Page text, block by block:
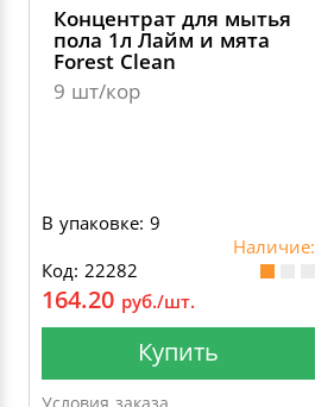
Концентрат для мытья
пола 1л Лайм и мята
Forest Clean
9 шт/кор
В упаковке: 9
Наличие:
Код: 22282
164.20 руб./шт.
Купить